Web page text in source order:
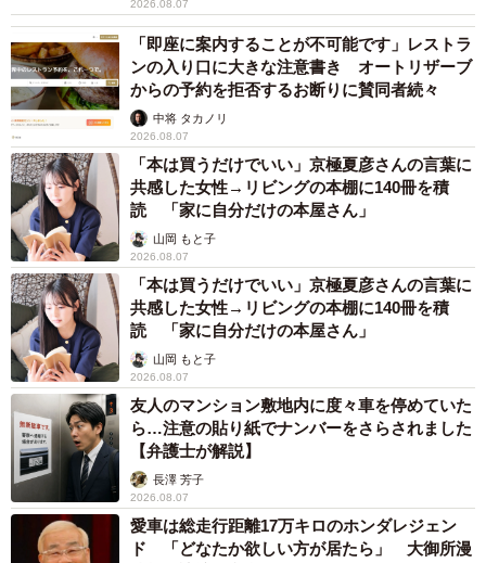
2026.08.07
「即座に案内することが不可能です」レストラ
ンの入り口に大きな注意書き オートリザーブ
からの予約を拒否するお断りに賛同者続々
中将 タカノリ
2026.08.07
「本は買うだけでいい」京極夏彦さんの言葉に
共感した女性→リビングの本棚に140冊を積
読 「家に自分だけの本屋さん」
山岡 もと子
2026.08.07
「本は買うだけでいい」京極夏彦さんの言葉に
共感した女性→リビングの本棚に140冊を積
読 「家に自分だけの本屋さん」
山岡 もと子
2026.08.07
友人のマンション敷地内に度々車を停めていた
ら…注意の貼り紙でナンバーをさらされました
【弁護士が解説】
長澤 芳子
2026.08.07
愛車は総走行距離17万キロのホンダレジェン
ド 「どなたか欲しい方が居たら」 大御所漫